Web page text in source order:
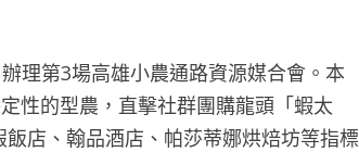
理第3場高雄小農通路資源媒合會。本
性的型農，直擊社群團購龍頭「蝦太
店、翰品酒店、帕莎蒂娜烘焙坊等指標